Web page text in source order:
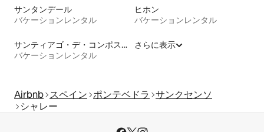
サンタンデール
バケーションレンタル
ヒホン
バケーションレンタル
サンティアゴ・デ・コンポステーラ
バケーションレンタル
さらに表示
Airbnb スペイン ポンテベドラ サンクセンソ
シャレー